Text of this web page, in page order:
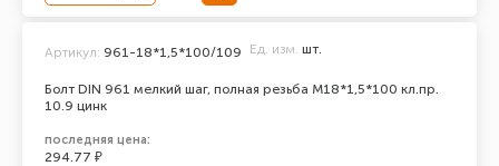
Болт DIN 961 мелкий шаг, полная резьба M18*1,5*100 кл.пр.
10.9 цинк
Артикул: 961-18*1,5*100/109 Ед. изм. шт.
последняя цена:
294.77 ₽